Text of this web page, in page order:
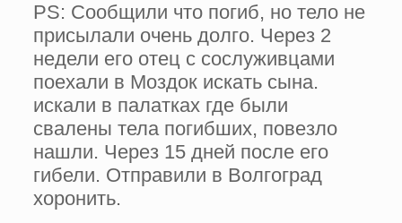
PS: Сообщили что погиб, но тело не
присылали очень долго. Через 2
недели его отец с сослуживцами
поехали в Моздок искать сына.
искали в палатках где были
свалены тела погибших, повезло
нашли. Через 15 дней после его
гибели. Отправили в Волгоград
хоронить.